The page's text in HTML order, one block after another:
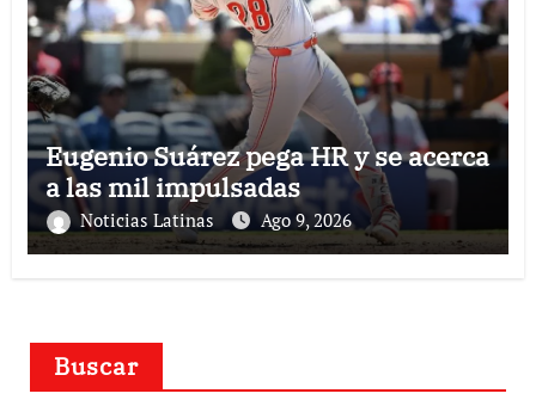
Eugenio Suárez pega HR y se acerca
a las mil impulsadas
Noticias Latinas Ago 9, 2026
Buscar